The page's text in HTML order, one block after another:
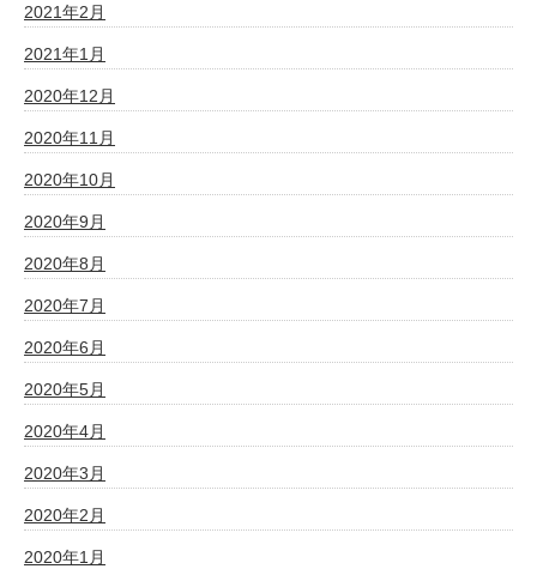
2021年2月
2021年1月
2020年12月
2020年11月
2020年10月
2020年9月
2020年8月
2020年7月
2020年6月
2020年5月
2020年4月
2020年3月
2020年2月
2020年1月